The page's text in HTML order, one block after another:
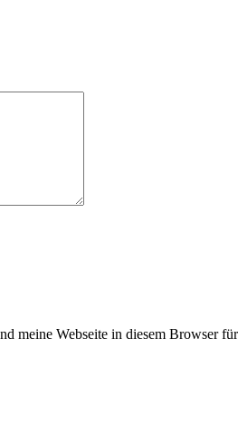
meine Webseite in diesem Browser